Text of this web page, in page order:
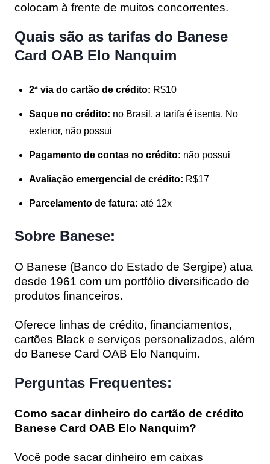
colocam à frente de muitos concorrentes.
Quais são as tarifas do Banese
Card OAB Elo Nanquim
2ª via do cartão de crédito: R$10
Saque no crédito: no Brasil, a tarifa é isenta. No
exterior, não possui
Pagamento de contas no crédito: não possui
Avaliação emergencial de crédito: R$17
Parcelamento de fatura: até 12x
Sobre Banese:
O Banese (Banco do Estado de Sergipe) atua
desde 1961 com um portfólio diversificado de
produtos financeiros.
Oferece linhas de crédito, financiamentos,
cartões Black e serviços personalizados, além
do Banese Card OAB Elo Nanquim.
Perguntas Frequentes:
Como sacar dinheiro do cartão de crédito
Banese Card OAB Elo Nanquim?
Você pode sacar dinheiro em caixas